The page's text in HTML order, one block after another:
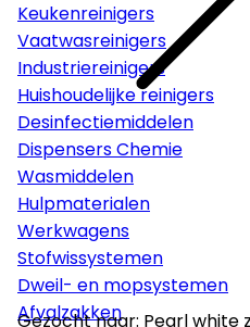
Keukenreinigers
Vaatwasreinigers
Industriereinigers
Huishoudelijke reinigers
Desinfectiemiddelen
Dispensers Chemie
Wasmiddelen
Hulpmaterialen
Werkwagens
Stofwissystemen
Dweil- en mopsystemen
Afvalzakken
Gezocht naar: Pearl white